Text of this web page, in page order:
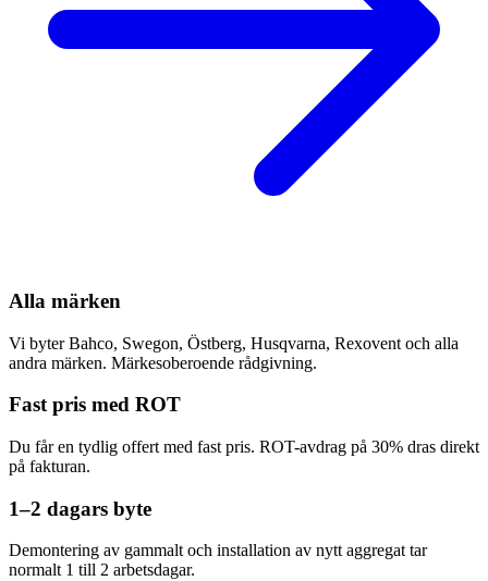
Alla märken
Vi byter Bahco, Swegon, Östberg, Husqvarna, Rexovent och alla
andra märken. Märkesoberoende rådgivning.
Fast pris med ROT
Du får en tydlig offert med fast pris. ROT-avdrag på 30% dras direkt
på fakturan.
1–2 dagars byte
Demontering av gammalt och installation av nytt aggregat tar
normalt 1 till 2 arbetsdagar.